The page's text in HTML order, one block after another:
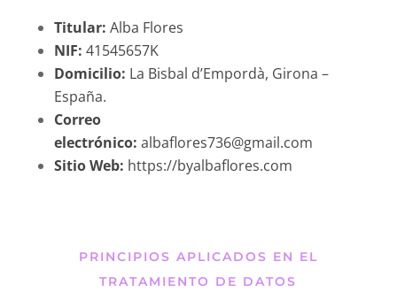
Titular: Alba Flores
NIF: 41545657K
Domicilio: La Bisbal d’Empordà, Girona –
España.
Correo
electrónico: albaflores736@gmail.com
Sitio Web: https://byalbaflores.com
PRINCIPIOS APLICADOS EN EL
TRATAMIENTO DE DATOS